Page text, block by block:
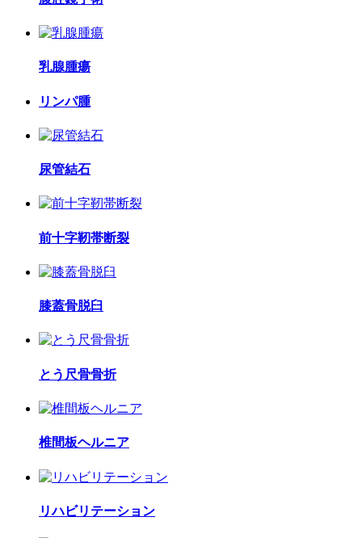
乳腺腫瘍
リンパ腫
尿管結石
前十字靭帯断裂
膝蓋骨脱臼
とう尺骨骨折
椎間板ヘルニア
リハビリテーション